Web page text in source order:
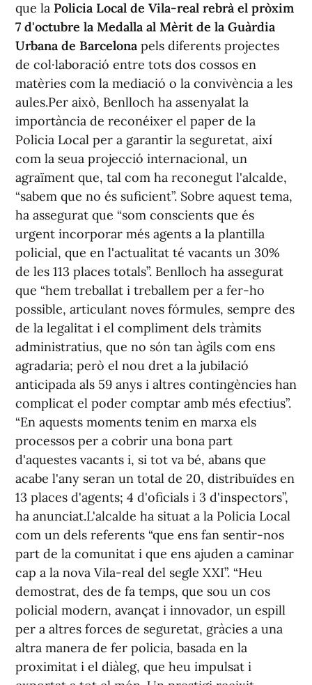
que la Policia Local de Vila-real rebrà el pròxim
7 d'octubre la Medalla al Mèrit de la Guàrdia
Urbana de Barcelona pels diferents projectes
de col·laboració entre tots dos cossos en
matèries com la mediació o la convivència a les
aules.Per això, Benlloch ha assenyalat la
importància de reconéixer el paper de la
Policia Local per a garantir la seguretat, així
com la seua projecció internacional, un
agraïment que, tal com ha reconegut l'alcalde,
“sabem que no és suficient”. Sobre aquest tema,
ha assegurat que “som conscients que és
urgent incorporar més agents a la plantilla
policial, que en l'actualitat té vacants un 30%
de les 113 places totals”. Benlloch ha assegurat
que “hem treballat i treballem per a fer-ho
possible, articulant noves fórmules, sempre des
de la legalitat i el compliment dels tràmits
administratius, que no són tan àgils com ens
agradaria; però el nou dret a la jubilació
anticipada als 59 anys i altres contingències han
complicat el poder comptar amb més efectius”.
“En aquests moments tenim en marxa els
processos per a cobrir una bona part
d'aquestes vacants i, si tot va bé, abans que
acabe l'any seran un total de 20, distribuïdes en
13 places d'agents; 4 d'oficials i 3 d'inspectors”,
ha anunciat.L'alcalde ha situat a la Policia Local
com un dels referents “que ens fan sentir-nos
part de la comunitat i que ens ajuden a caminar
cap a la nova Vila-real del segle XXI”. “Heu
demostrat, des de fa temps, que sou un cos
policial modern, avançat i innovador, un espill
per a altres forces de seguretat, gràcies a una
altra manera de fer policia, basada en la
proximitat i el diàleg, que heu impulsat i